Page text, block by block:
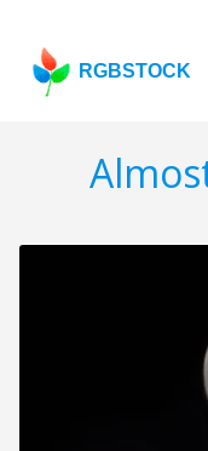
RGBSTOCK